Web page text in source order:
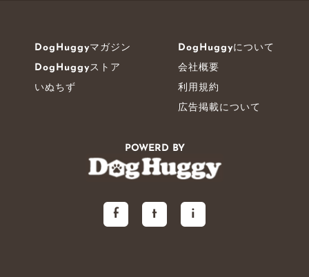
POWERD BY
f t i
DogHuggyマガジン
DogHuggyストア
いぬちず
DogHuggyについて
会社概要
利用規約
広告掲載について